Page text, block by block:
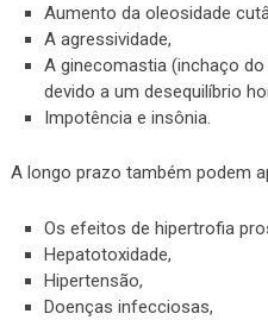
Aumento da oleosidade
A agressividade,
A ginecomastia (inchaço
devido a um desequilíbrio
Impotência e insônia.
A longo prazo também podem
Os efeitos de hipertrofia
Hepatotoxidade,
Hipertensão,
Doenças infecciosas,